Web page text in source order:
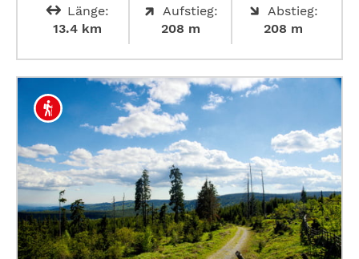
Länge:
13.4 km
Aufstieg:
208 m
Abstieg:
208 m